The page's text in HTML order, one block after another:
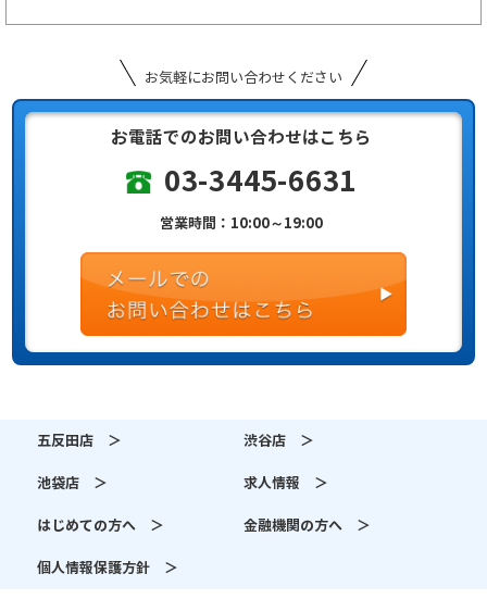
お気軽にお問い合わせください
お電話でのお問い合わせはこちら
03-3445-6631
営業時間：10:00～19:00
五反田店 ＞ 渋谷店 ＞
池袋店 ＞ 求人情報 ＞
はじめての方へ ＞ 金融機関の方へ ＞
個人情報保護方針 ＞